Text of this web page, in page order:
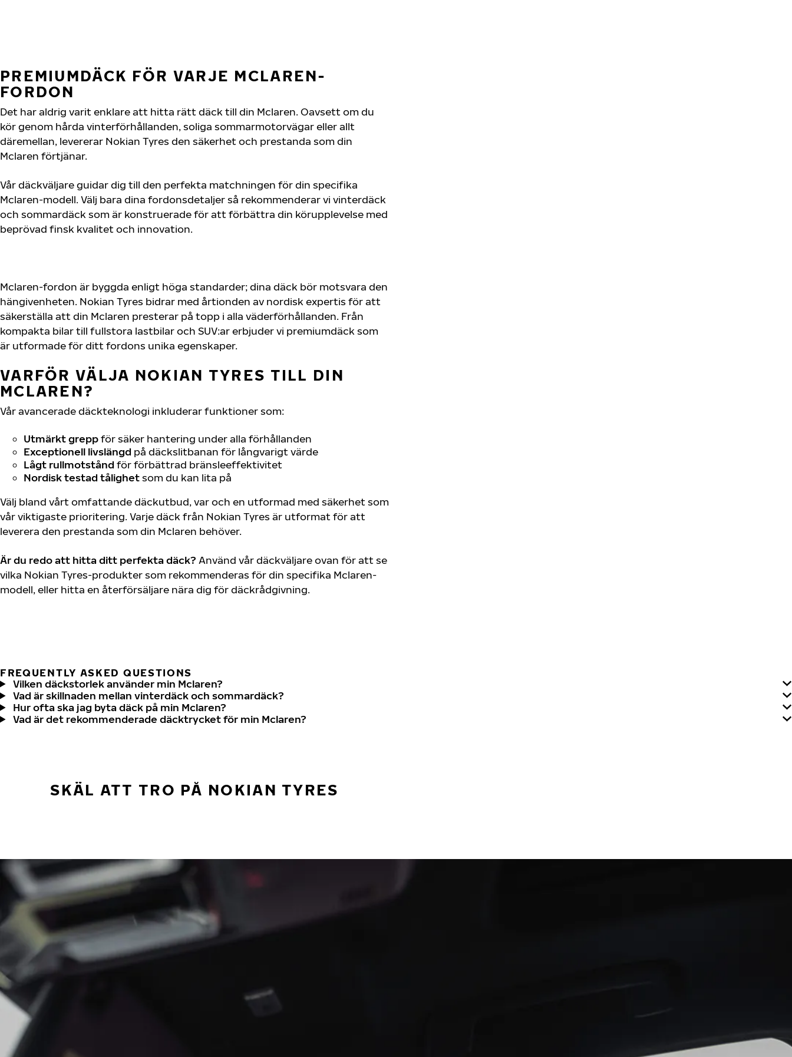
PREMIUMDÄCK FÖR VARJE MCLAREN-
FORDON
Det har aldrig varit enklare att hitta rätt däck till din Mclaren. Oavsett om du
kör genom hårda vinterförhållanden, soliga sommarmotorvägar eller allt
däremellan, levererar Nokian Tyres den säkerhet och prestanda som din
Mclaren förtjänar.
Vår däckväljare guidar dig till den perfekta matchningen för din specifika
Mclaren-modell. Välj bara dina fordonsdetaljer så rekommenderar vi vinterdäck
och sommardäck som är konstruerade för att förbättra din körupplevelse med
beprövad finsk kvalitet och innovation.
Mclaren-fordon är byggda enligt höga standarder; dina däck bör motsvara den
hängivenheten. Nokian Tyres bidrar med årtionden av nordisk expertis för att
säkerställa att din Mclaren presterar på topp i alla väderförhållanden. Från
kompakta bilar till fullstora lastbilar och SUV:ar erbjuder vi premiumdäck som
är utformade för ditt fordons unika egenskaper.
VARFÖR VÄLJA NOKIAN TYRES TILL DIN
MCLAREN?
Vår avancerade däckteknologi inkluderar funktioner som:
Utmärkt greppför säker hantering under alla förhållanden
Exceptionell livslängd på däckslitbanan för långvarigt värde
Lågt rullmotstånd för förbättrad bränsleeffektivitet
Nordisk testad tålighetsom du kan lita på
Välj bland vårt omfattande däckutbud, var och en utformad med säkerhet som
vår viktigaste prioritering. Varje däck från Nokian Tyres är utformat för att
leverera den prestanda som din Mclaren behöver.
Är du redo att hitta ditt perfekta däck? Använd vår däckväljare ovan för att se
vilka Nokian Tyres-produkter som rekommenderas för din specifika Mclaren-
modell, eller hitta en återförsäljare nära dig för däckrådgivning.
FREQUENTLY ASKED QUESTIONS
Vilken däckstorlek använder min Mclaren?
Vad är skillnaden mellan vinterdäck och sommardäck?
Hur ofta ska jag byta däck på min Mclaren?
Vad är det rekommenderade däcktrycket för min Mclaren?
SKÄL ATT TRO PÅ NOKIAN TYRES